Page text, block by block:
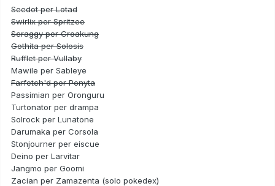
Seedot per Lotad
Swirlix per Spritzee
Scraggy per Croakung
Gothita per Solosis
Rufflet per Vullaby
Mawile per Sableye
Farfetch'd per Ponyta
Passimian per Oronguru
Turtonator per drampa
Solrock per Lunatone
Darumaka per Corsola
Stonjourner per eiscue
Deino per Larvitar
Jangmo per Goomi
Zacian per Zamazenta (solo pokedex)